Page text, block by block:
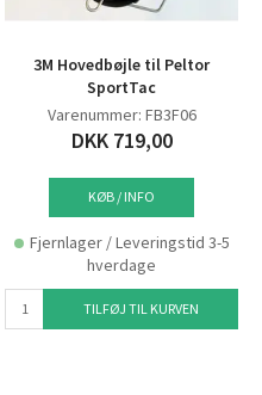
3M Hovedbøjle til Peltor
SportTac
Varenummer: FB3F06
DKK 719,00
KØB / INFO
Fjernlager / Leveringstid 3-5
hverdage
TILFØJ TIL KURVEN